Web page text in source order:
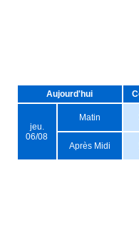
Aujourd'hui
jeu.
06/08
Matin
Après Midi